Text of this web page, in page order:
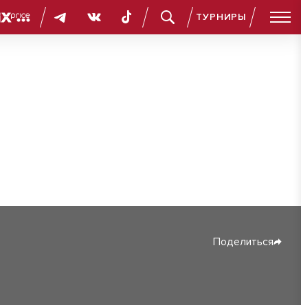
ТУРНИРЫ
Поделиться